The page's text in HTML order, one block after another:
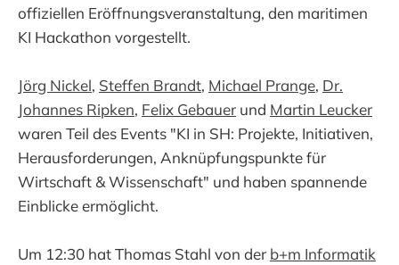
offiziellen Eröffnungsveranstaltung, den maritimen
KI Hackathon vorgestellt.
Jörg Nickel, Steffen Brandt, Michael Prange, Dr.
Johannes Ripken, Felix Gebauer und Martin Leucker
waren Teil des Events "KI in SH: Projekte, Initiativen,
Herausforderungen, Anknüpfungspunkte für
Wirtschaft & Wissenschaft" und haben spannende
Einblicke ermöglicht.
Um 12:30 hat Thomas Stahl von der b+m Informatik